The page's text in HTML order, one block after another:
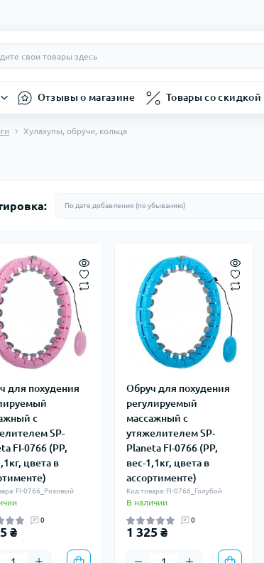
Отзывы о магазине Товары со скидкой
Хулахупы, обручи, кольца
для похудения
с
SP-
FI-0766 (PP,
цвета в
FI-0766_Розовый
0
₴
Обруч для похудения
регулируемый
массажный с
утяжелителем SP-
Planeta FI-0766 (PP,
вес-1,1кг, цвета в
ассортименте)
Код товара: FI-0766_Голубой
В наличии
0
1 325 ₴